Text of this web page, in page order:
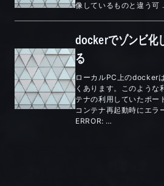
像しているものと違う可
dockerでゾンビ化
る
ローカルPC上のdocker
くあります。このような
テナの利用していたポー
コンテナ再起動時にエラ
ERROR: …